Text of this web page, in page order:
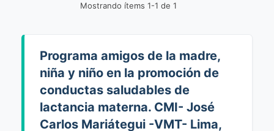
Mostrando ítems 1-1 de 1
Programa amigos de la madre,
niña y niño en la promoción de
conductas saludables de
lactancia materna. CMI- José
Carlos Mariátegui -VMT- Lima,